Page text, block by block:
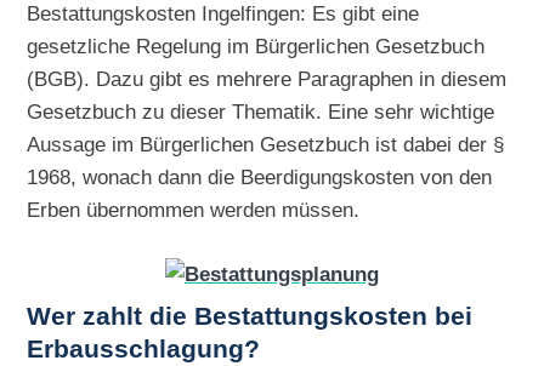
Bestattungskosten Ingelfingen: Es gibt eine
gesetzliche Regelung im Bürgerlichen Gesetzbuch
(BGB). Dazu gibt es mehrere Paragraphen in diesem
Gesetzbuch zu dieser Thematik. Eine sehr wichtige
Aussage im Bürgerlichen Gesetzbuch ist dabei der §
1968, wonach dann die Beerdigungskosten von den
Erben übernommen werden müssen.
Wer zahlt die Bestattungskosten bei
Erbausschlagung?